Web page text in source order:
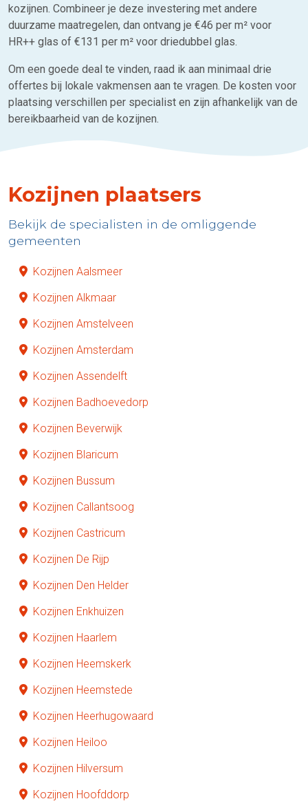
kozijnen. Combineer je deze investering met andere
duurzame maatregelen, dan ontvang je €46 per m² voor
HR++ glas of €131 per m² voor driedubbel glas.
Om een goede deal te vinden, raad ik aan minimaal drie
offertes bij lokale vakmensen aan te vragen. De kosten voor
plaatsing verschillen per specialist en zijn afhankelijk van de
bereikbaarheid van de kozijnen.
Kozijnen plaatsers
Bekijk de specialisten in de omliggende
gemeenten
Kozijnen Aalsmeer
Kozijnen Alkmaar
Kozijnen Amstelveen
Kozijnen Amsterdam
Kozijnen Assendelft
Kozijnen Badhoevedorp
Kozijnen Beverwijk
Kozijnen Blaricum
Kozijnen Bussum
Kozijnen Callantsoog
Kozijnen Castricum
Kozijnen De Rijp
Kozijnen Den Helder
Kozijnen Enkhuizen
Kozijnen Haarlem
Kozijnen Heemskerk
Kozijnen Heemstede
Kozijnen Heerhugowaard
Kozijnen Heiloo
Kozijnen Hilversum
Kozijnen Hoofddorp